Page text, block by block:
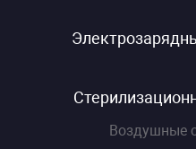
Воздушные